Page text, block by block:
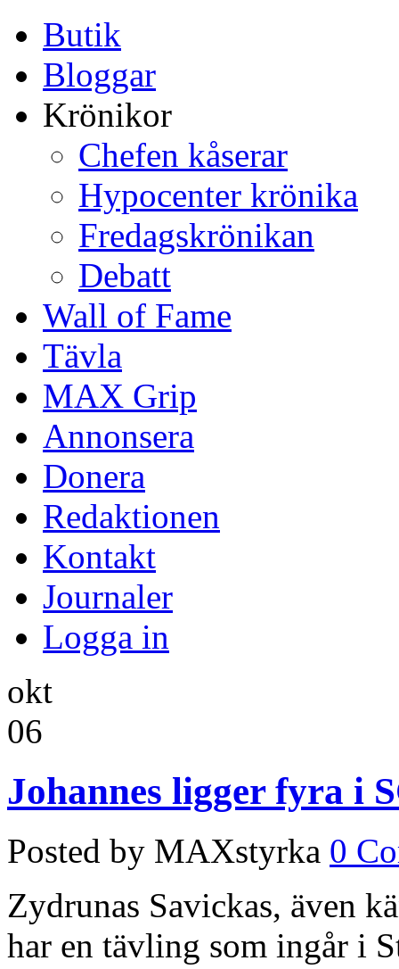
Butik
Bloggar
Krönikor
Chefen kåserar
Hypocenter krönika
Fredagskrönikan
Debatt
Wall of Fame
Tävla
MAX Grip
Annonsera
Donera
Redaktionen
Kontakt
Journaler
Logga in
okt
06
Johannes ligger fyra i
Posted by MAXstyrka 0
Zydrunas Savickas, även
har en tävling som ingår i